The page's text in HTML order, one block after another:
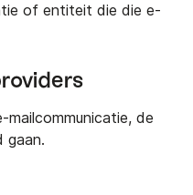
of entiteit die die e-
de
gaan.